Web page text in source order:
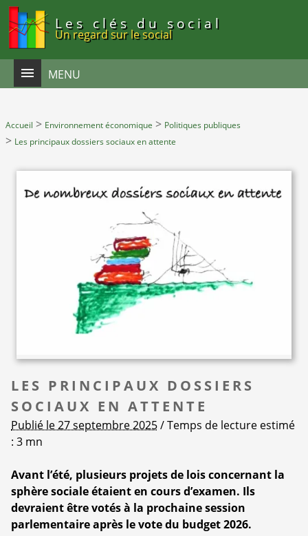
Les clés du social
Un regard sur le social
MENU
Accueil > Environnement économique > Politiques publiques
> Les principaux dossiers sociaux en attente
LES PRINCIPAUX DOSSIERS
SOCIAUX EN ATTENTE
Publié le 27 septembre 2025/ Temps de lecture estimé
: 3 mn
Avant l’été, plusieurs projets de lois concernant la
sphère sociale étaient en cours d’examen. Ils
devraient être votés à la prochaine session
parlementaire après le vote du budget 2026.
Panneau de gestion des cookies